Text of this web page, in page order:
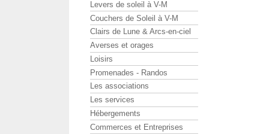
Levers de soleil à V-M
Couchers de Soleil à V-M
Clairs de Lune & Arcs-en-ciel
Averses et orages
Loisirs
Promenades - Randos
Les associations
Les services
Hébergements
Commerces et Entreprises